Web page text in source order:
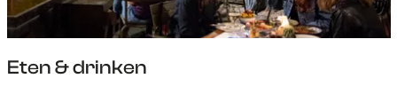
Eten & drinken